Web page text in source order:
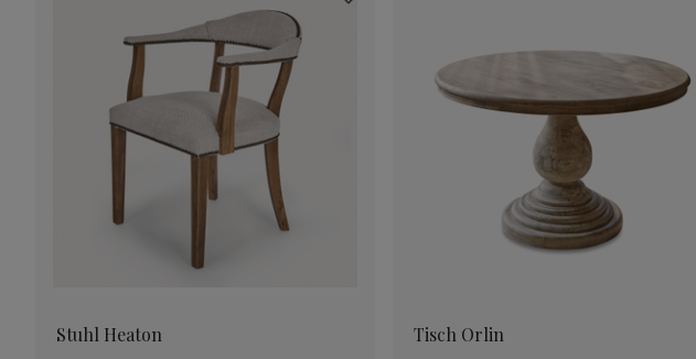
Stuhl Heaton Tisch Orlin